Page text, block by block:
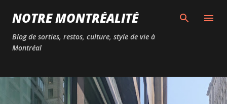
Passer au contenu principal
NOTRE MONTRÉALITÉ
Blog de sorties, restos, culture, style de vie à
Montréal